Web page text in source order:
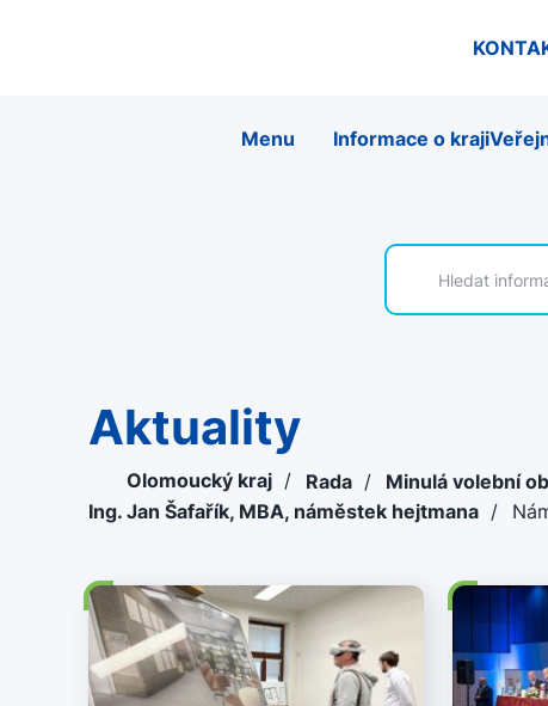
Menu Informace o kraji
Aktuality
Olomoucký kraj / Rada / Minulá volební
Ing. Jan Šafařík, MBA, náměstek hejtmana /